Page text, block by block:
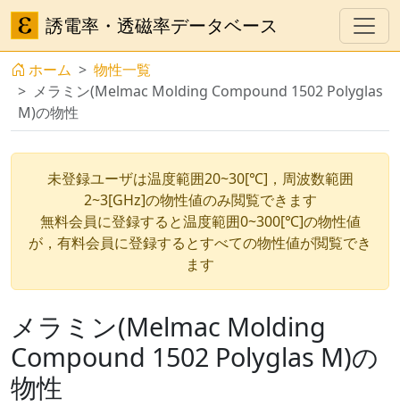
誘電率・透磁率データベース
ホーム
物性一覧
メラミン(Melmac Molding Compound 1502 Polyglas
M)の物性
未登録ユーザは温度範囲20~30[℃]，周波数範囲
2~3[GHz]の物性値のみ閲覧できます
無料会員に登録すると温度範囲0~300[℃]の物性値
が，有料会員に登録するとすべての物性値が閲覧でき
ます
メラミン(Melmac Molding
Compound 1502 Polyglas M)の
物性